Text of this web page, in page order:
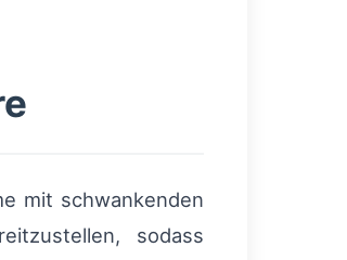
mit schwankenden
sodass